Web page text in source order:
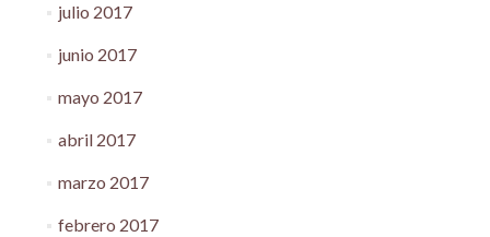
julio 2017
junio 2017
mayo 2017
abril 2017
marzo 2017
febrero 2017